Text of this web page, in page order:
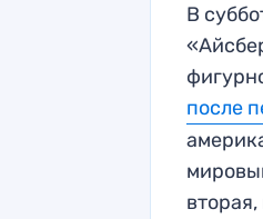
В
после